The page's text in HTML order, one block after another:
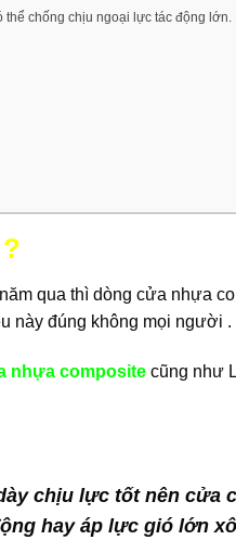
chống chịu ngoại lực tác động lớn.
qua thì dòng cửa nhựa
này đúng không mọi người .
nhựa composite cũng như
chịu lực tốt nên cửa
hay áp lực gió lớn